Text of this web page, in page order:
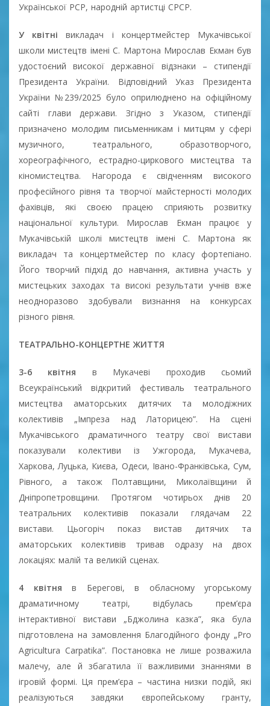
Української РСР, народній артистці СРСР.
У квітнівикладач і концертмейстер Мукачівської
школи мистецтв імені С. Мартона Мирослав Екман був
удостоєний високої державної відзнаки – стипендії
Президента України. Відповідний Указ Президента
України №239/2025 було оприлюднено на офіційному
сайті глави держави. Згідно з Указом, стипендії
призначено молодим письменникам і митцям у сфері
музичного, театрального, образотворчого,
хореографічного, естрадно-циркового мистецтва та
кіномистецтва. Нагорода є свідченням високого
професійного рівня та творчої майстерності молодих
фахівців, які своєю працею сприяють розвитку
національної культури. Мирослав Екман працює у
Мукачівській школі мистецтв імені С. Мартона як
викладач та концертмейстер по класу фортепіано.
Його творчий підхід до навчання, активна участь у
мистецьких заходах та високі результати учнів вже
неодноразово здобували визнання на конкурсах
різного рівня.
ТЕАТРАЛЬНО-КОНЦЕРТНЕ ЖИТТЯ
3-6 квітня в Мукачеві проходив сьомий
Всеукраїнський відкритий фестиваль театрального
мистецтва аматорських дитячих та молодіжних
колективів „Імпреза над Латорицею”. На сцені
Мукачівського драматичного театру свої вистави
показували колективи із Ужгорода, Мукачева,
Харкова, Луцька, Києва, Одеси, Івано-Франківська, Сум,
Рівного, а також Полтавщини, Миколаївщини й
Дніпропетровщини. Протягом чотирьох днів 20
театральних колективів показали глядачам 22
вистави. Цьогоріч показ вистав дитячих та
аматорських колективів тривав одразу на двох
локаціях: малій та великій сценах.
4 квітня в Берегові, в обласному угорському
драматичному театрі, відбулась прем’єра
інтерактивної вистави „Бджолина казка”, яка була
підготовлена на замовлення Благодійного фонду „Pro
Agricultura Carpatika”. Постановка не лише розважила
малечу, але й збагатила її важливими знаннями в
ігровій формі. Ця прем’єра – частина низки подій, які
реалізуються завдяки європейському гранту,